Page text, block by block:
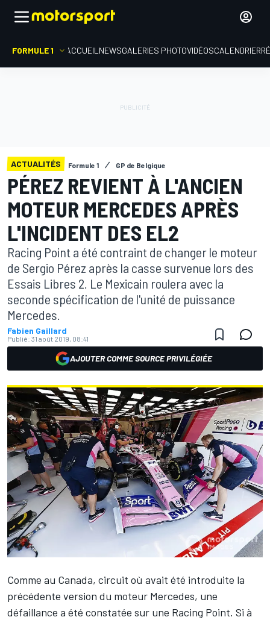
FORMULE 1 ACCUEIL NEWSGALERIES PHOTOVIDÉOSCALENDRIER
ACTUALITÉS Formule 1 GP de Belgique
PÉREZ REVIENT À L'ANCIEN
MOTEUR MERCEDES APRÈS
L'INCIDENT DES EL2
Racing Point a été contraint de changer le moteur
de Sergio Pérez après la casse survenue lors des
Essais Libres 2. Le Mexicain roulera avec la
seconde spécification de l'unité de puissance
Mercedes.
Fabien Gaillard
Publié: 31 août 2019, 08:41
AJOUTER COMME SOURCE PRIVILÉGIÉE
Comme au Canada, circuit où avait été introduite la
précédente version du moteur Mercedes, une
défaillance a été constatée sur une Racing Point. Si à